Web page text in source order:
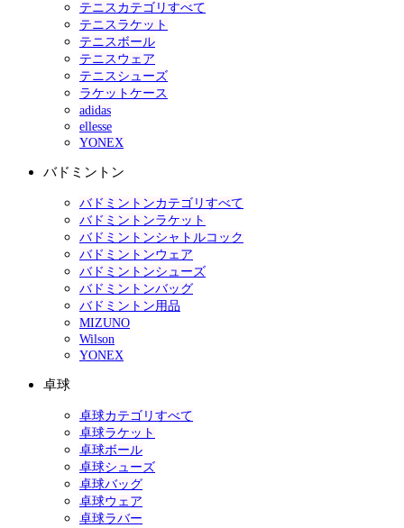
テニスカテゴリすべて
テニスラケット
テニスボール
テニスウェア
テニスシューズ
ラケットケース
adidas
ellesse
YONEX
バドミントン
バドミントンカテゴリすべて
バドミントンラケット
バドミントンシャトルコック
バドミントンウェア
バドミントンシューズ
バドミントンバッグ
バドミントン用品
MIZUNO
Wilson
YONEX
卓球
卓球カテゴリすべて
卓球ラケット
卓球ボール
卓球シューズ
卓球バッグ
卓球ウェア
卓球ラバー